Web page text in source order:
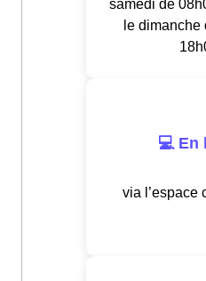
samedi de
le dimanche
💻 En
via l’espace